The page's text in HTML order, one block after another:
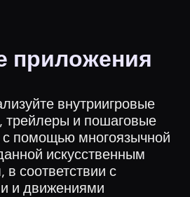
приложения
внутриигровые
трейлеры и пошаговые
с помощью многоязычной
искусственным
в соответствии с
и движениями